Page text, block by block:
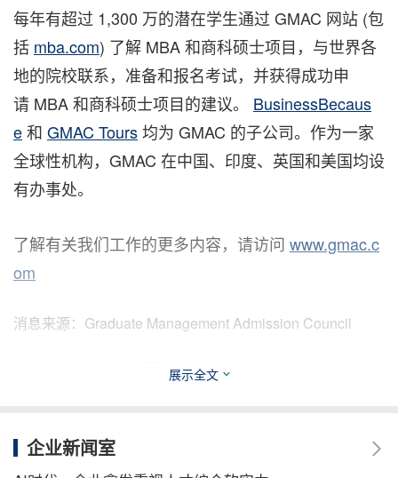
每年有超过 1,300 万的潜在学生通过 GMAC 网站 (包
括 mba.com) 了解 MBA 和商科硕士项目，与世界各
地的院校联系，准备和报名考试，并获得成功申
请 MBA 和商科硕士项目的建议。 BusinessBecaus
e和 GMAC Tours均为 GMAC 的子公司。作为一家
全球性机构，GMAC 在中国、印度、英国和美国均设
有办事处。
了解有关我们工作的更多内容，请访问 www.gmac.c
om
消息来源：Graduate Management Admission Council
美通社头条
闻专线美通社（PR Newswire）为您呈现。
展示全文
企业新闻室